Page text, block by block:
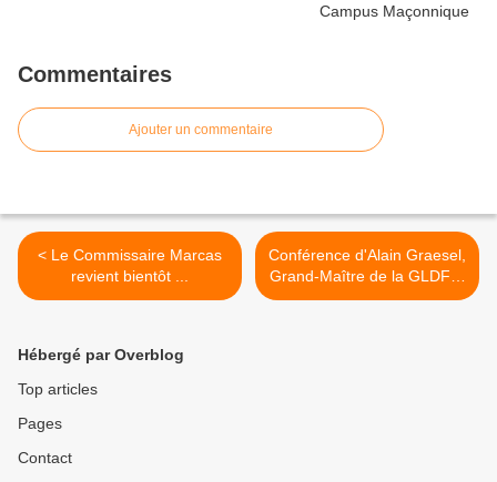
Commentaires
Ajouter un commentaire
< Le Commissaire Marcas
revient bientôt ...
Conférence d'Alain Graesel,
Grand-Maître de la GLDF, à
Béziers >
Hébergé par Overblog
Top articles
Pages
Contact